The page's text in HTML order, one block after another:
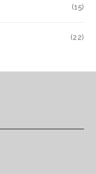
(15)
(22)